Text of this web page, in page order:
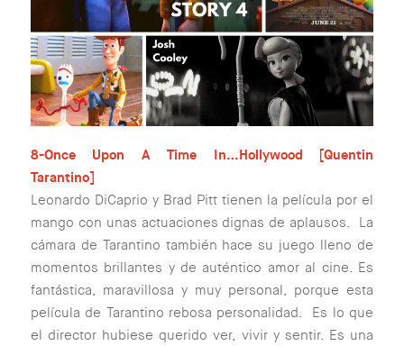
8-Once Upon A Time In…Hollywood [Quentin
Tarantino]
Leonardo DiCaprio y Brad Pitt tienen la película por el
mango con unas actuaciones dignas de aplausos. La
cámara de Tarantino también hace su juego lleno de
momentos brillantes y de auténtico amor al cine. Es
fantástica, maravillosa y muy personal, porque esta
película de Tarantino rebosa personalidad. Es lo que
el director hubiese querido ver, vivir y sentir. Es una